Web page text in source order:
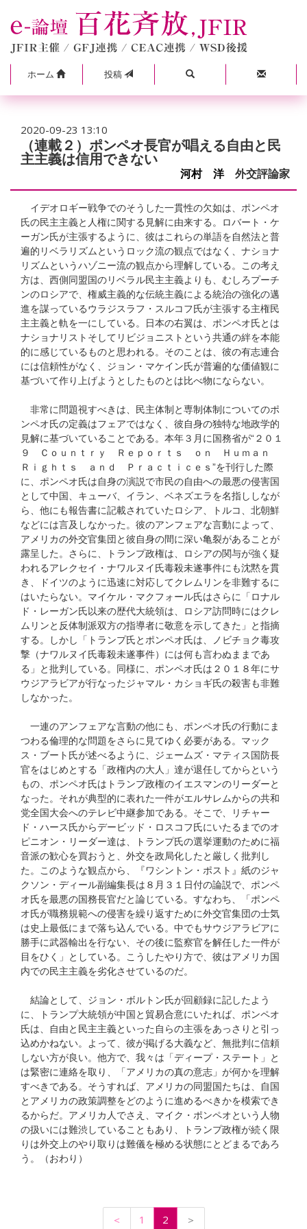
ホーム 投稿
2020-09-23 13:10
（連載２）ポンペオ長官が唱える自由と民
主主義は信用できない
河村 洋外交評論家
イデオロギー戦争でのそうした一貫性の欠如は、ポンペオ
氏の民主主義と人権に関する見解に由来する。ロバート・ケ
ーガン氏が主張するように、彼はこれらの単語を自然法と普
遍的リベラリズムというロック流の観点ではなく、ナショナ
リズムというハゾニー流の観点から理解している。この考え
方は、西側同盟国のリベラル民主主義よりも、むしろプーチ
ンのロシアで、権威主義的な伝統主義による統治の強化の邁
進を謀っているウラジスラフ・スルコフ氏が主張する主権民
主主義と軌を一にしている。日本の右翼は、ポンペオ氏とは
ナショナリストそしてリビジョニストという共通の絆を本能
的に感じているものと思われる。そのことは、彼の有志連合
には信頼性がなく、ジョン・マケイン氏が普遍的な価値観に
基づいて作り上げようとしたものとは比べ物にならない。
非常に問題視すべきは、民主体制と専制体制についてのポ
ンペオ氏の定義はフェアではなく、彼自身の独特な地政学的
見解に基づいていることである。本年３月に国務省が“２０１
９ Ｃｏｕｎｔｒｙ Ｒｅｐｏｒｔｓ ｏｎ Ｈｕｍａｎ
Ｒｉｇｈｔｓ ａｎｄ Ｐｒａｃｔｉｃｅｓ”を刊行した際
に、ポンペオ氏は自身の演説で市民の自由への最悪の侵害国
として中国、キューバ、イラン、ベネズエラを名指ししなが
ら、他にも報告書に記載されていたロシア、トルコ、北朝鮮
などには言及しなかった。彼のアンフェアな言動によって、
アメリカの外交官集団と彼自身の間に深い亀裂があることが
露呈した。さらに、トランプ政権は、ロシアの関与が強く疑
われるアレクセイ・ナワルヌイ氏毒殺未遂事件にも沈黙を貫
き、ドイツのように迅速に対応してクレムリンを非難するに
はいたらない。マイケル・マクフォール氏はさらに「ロナル
ド・レーガン氏以来の歴代大統領は、ロシア訪問時にはクレ
ムリンと反体制派双方の指導者に敬意を示してきた」と指摘
する。しかし「トランプ氏とポンペオ氏は、ノビチョク毒攻
撃（ナワルヌイ氏毒殺未遂事件）には何も言わぬままであ
る」と批判している。同様に、ポンペオ氏は２０１８年にサ
ウジアラビアが行なったジャマル・カショギ氏の殺害も非難
しなかった。
一連のアンフェアな言動の他にも、ポンペオ氏の行動にま
つわる倫理的な問題をさらに見てゆく必要がある。マック
ス・ブート氏が述べるように、ジェームズ・マティス国防長
官をはじめとする「政権内の大人」達が退任してからという
もの、ポンペオ氏はトランプ政権のイエスマンのリーダーと
なった。それが典型的に表れた一件がエルサレムからの共和
党全国大会へのテレビ中継参加である。そこで、リチャー
ド・ハース氏からデービッド・ロスコフ氏にいたるまでのオ
ピニオン・リーダー達は、トランプ氏の選挙運動のために福
音派の歓心を買おうと、外交を政局化したと厳しく批判し
た。このような観点から、『ワシントン・ポスト』紙のジャ
クソン・ディール副編集長は８月３１日付の論説で、ポンペ
オ氏を最悪の国務長官だと論じている。すなわち、「ポンペ
オ氏が職務規範への侵害を繰り返すために外交官集団の士気
は史上最低にまで落ち込んでいる。中でもサウジアラビアに
勝手に武器輸出を行ない、その後に監察官を解任した一件が
目をひく」としている。こうしたやり方で、彼はアメリカ国
内での民主主義を劣化させているのだ。
結論として、ジョン・ボルトン氏が回顧録に記したよう
に、トランプ大統領が中国と貿易合意にいたれば、ポンペオ
氏は、自由と民主主義といった自らの主張をあっさりと引っ
込めかねない。よって、彼が掲げる大義など、無批判に信頼
しない方が良い。他方で、我々は「ディープ・ステート」と
は緊密に連絡を取り、「アメリカの真の意志」が何かを理解
すべきである。そうすれば、アメリカの同盟国たちは、自国
とアメリカの政策調整をどのように進めるべきかを模索でき
るからだ。アメリカ人でさえ、マイク・ポンペオという人物
の扱いには難渋していることもあり、トランプ政権が続く限
りは外交上のやり取りは難儀を極める状態にとどまるであろ
う。（おわり）
＜ 1 2 ＞